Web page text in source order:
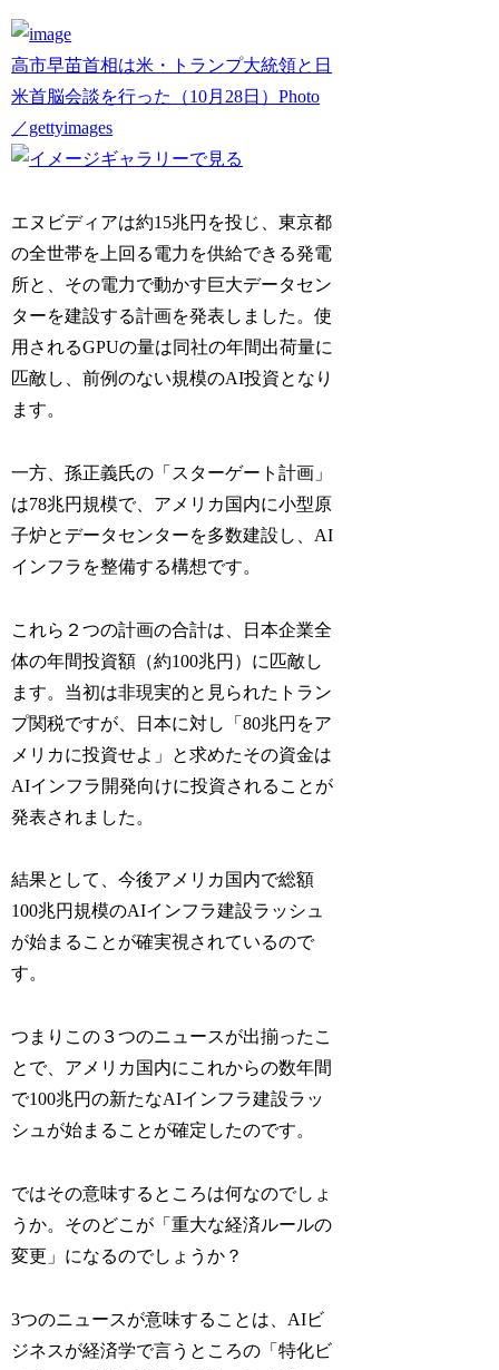
高市早苗首相は米・トランプ大統領と日
米首脳会談を行った（10月28日）Photo
／gettyimages
エヌビディアは約15兆円を投じ、東京都
の全世帯を上回る電力を供給できる発電
所と、その電力で動かす巨大データセン
ターを建設する計画を発表しました。使
用されるGPUの量は同社の年間出荷量に
匹敵し、前例のない規模のAI投資となり
ます。
一方、孫正義氏の「スターゲート計画」
は78兆円規模で、アメリカ国内に小型原
子炉とデータセンターを多数建設し、AI
インフラを整備する構想です。
これら２つの計画の合計は、日本企業全
体の年間投資額（約100兆円）に匹敵し
ます。当初は非現実的と見られたトラン
プ関税ですが、日本に対し「80兆円をア
メリカに投資せよ」と求めたその資金は
AIインフラ開発向けに投資されることが
発表されました。
結果として、今後アメリカ国内で総額
100兆円規模のAIインフラ建設ラッシュ
が始まることが確実視されているので
す。
つまりこの３つのニュースが出揃ったこ
とで、アメリカ国内にこれからの数年間
で100兆円の新たなAIインフラ建設ラッ
シュが始まることが確定したのです。
ではその意味するところは何なのでしょ
うか。そのどこが「重大な経済ルールの
変更」になるのでしょうか？
3つのニュースが意味することは、AIビ
ジネスが経済学で言うところの「特化ビ